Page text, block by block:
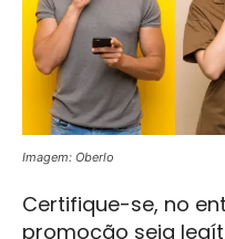
Imagem: Oberlo
Certifique-se, no
promoção seja